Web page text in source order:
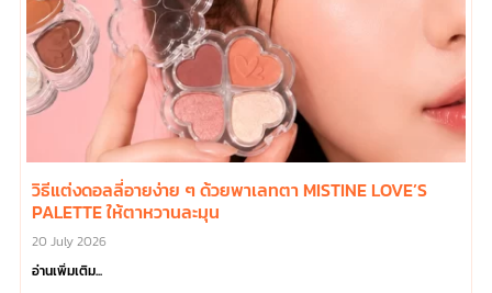
วิธีแต่งดอลลี่อายง่าย ๆ ด้วยพาเลทตา MISTINE LOVE’S
PALETTE ให้ตาหวานละมุน
20 July 2026
อ่านเพิ่มเติม...